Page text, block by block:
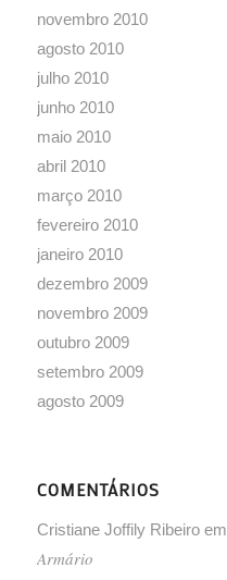
novembro 2010
agosto 2010
julho 2010
junho 2010
maio 2010
abril 2010
março 2010
fevereiro 2010
janeiro 2010
dezembro 2009
novembro 2009
outubro 2009
setembro 2009
agosto 2009
COMENTÁRIOS
Cristiane Joffily Ribeiroem
Armário